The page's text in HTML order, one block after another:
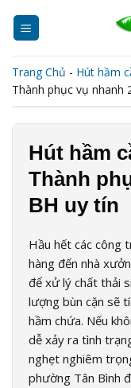
Trang Chủ - Hút hầm
Thành phục vụ nhanh
Hút hầm
Thành
BH uy tín
Hầu hết các công
hàng đến nhà
để xử lý chất thải
lượng bùn cặn sẽ
hầm chứa. Nếu
dễ xảy ra tình
nghẹt nghiêm
phường Tân Bình